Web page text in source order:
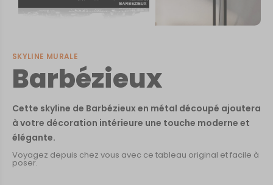
SKYLINE MURALE
Barbézieux
Cette skyline de Barbézieux en métal découpé ajoutera
à votre décoration intérieure une touche moderne et
élégante.
Voyagez depuis chez vous avec ce tableau original et facile à
poser.